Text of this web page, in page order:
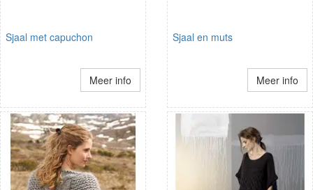
Sjaal met capuchon
Meer info
Sjaal en muts
Meer info